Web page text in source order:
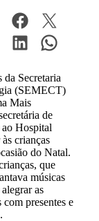
da Secretaria
(SEMECT)
Mais
de
Hospital
crianças
do Natal.
que
músicas
as
presentes e